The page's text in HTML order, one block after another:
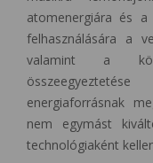
atomenergiára és
felhasználására a
valamint a
energiaforrásnak
nem egymást
technológiaként